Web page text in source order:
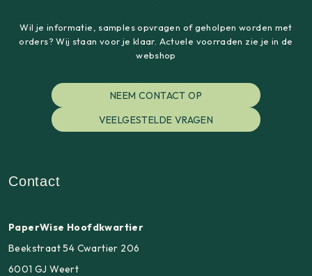
Wil je informatie, samples opvragen of geholpen worden met
orders? Wij staan voor je klaar. Actuele voorraden zie je in de
webshop
NEEM CONTACT OP
VEELGESTELDE VRAGEN
Contact
PaperWise Hoofdkwartier
Beekstraat 54 Cwartier 206
6001 GJ Weert